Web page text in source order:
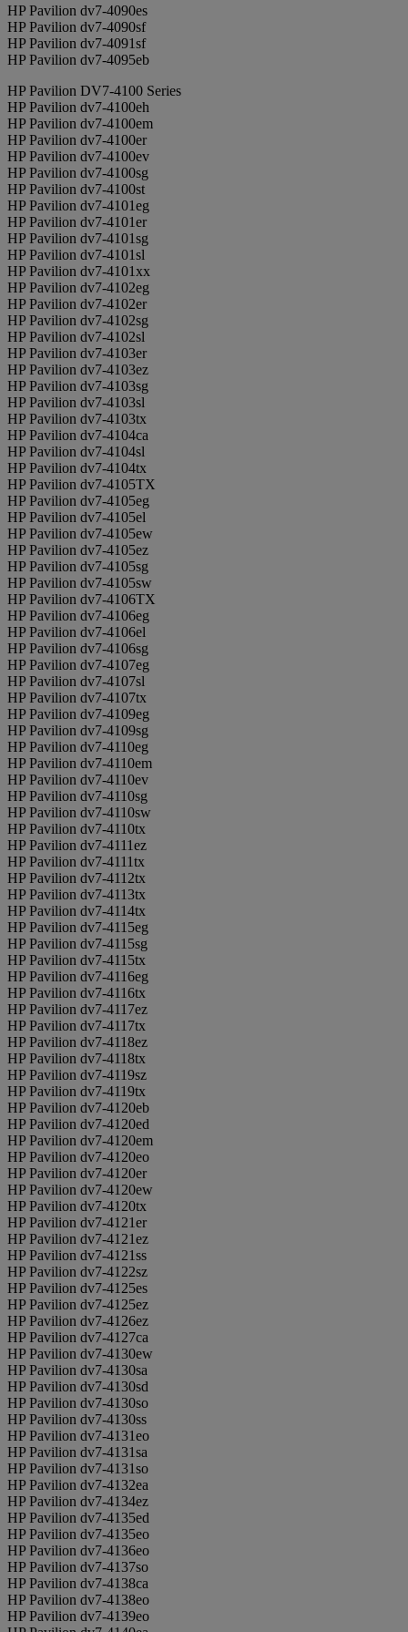
HP Pavilion dv7-4090es
HP Pavilion dv7-4090sf
HP Pavilion dv7-4091sf
HP Pavilion dv7-4095eb
HP Pavilion DV7-4100 Series
HP Pavilion dv7-4100eh
HP Pavilion dv7-4100em
HP Pavilion dv7-4100er
HP Pavilion dv7-4100ev
HP Pavilion dv7-4100sg
HP Pavilion dv7-4100st
HP Pavilion dv7-4101eg
HP Pavilion dv7-4101er
HP Pavilion dv7-4101sg
HP Pavilion dv7-4101sl
HP Pavilion dv7-4101xx
HP Pavilion dv7-4102eg
HP Pavilion dv7-4102er
HP Pavilion dv7-4102sg
HP Pavilion dv7-4102sl
HP Pavilion dv7-4103er
HP Pavilion dv7-4103ez
HP Pavilion dv7-4103sg
HP Pavilion dv7-4103sl
HP Pavilion dv7-4103tx
HP Pavilion dv7-4104ca
HP Pavilion dv7-4104sl
HP Pavilion dv7-4104tx
HP Pavilion dv7-4105TX
HP Pavilion dv7-4105eg
HP Pavilion dv7-4105el
HP Pavilion dv7-4105ew
HP Pavilion dv7-4105ez
HP Pavilion dv7-4105sg
HP Pavilion dv7-4105sw
HP Pavilion dv7-4106TX
HP Pavilion dv7-4106eg
HP Pavilion dv7-4106el
HP Pavilion dv7-4106sg
HP Pavilion dv7-4107eg
HP Pavilion dv7-4107sl
HP Pavilion dv7-4107tx
HP Pavilion dv7-4109eg
HP Pavilion dv7-4109sg
HP Pavilion dv7-4110eg
HP Pavilion dv7-4110em
HP Pavilion dv7-4110ev
HP Pavilion dv7-4110sg
HP Pavilion dv7-4110sw
HP Pavilion dv7-4110tx
HP Pavilion dv7-4111ez
HP Pavilion dv7-4111tx
HP Pavilion dv7-4112tx
HP Pavilion dv7-4113tx
HP Pavilion dv7-4114tx
HP Pavilion dv7-4115eg
HP Pavilion dv7-4115sg
HP Pavilion dv7-4115tx
HP Pavilion dv7-4116eg
HP Pavilion dv7-4116tx
HP Pavilion dv7-4117ez
HP Pavilion dv7-4117tx
HP Pavilion dv7-4118ez
HP Pavilion dv7-4118tx
HP Pavilion dv7-4119sz
HP Pavilion dv7-4119tx
HP Pavilion dv7-4120eb
HP Pavilion dv7-4120ed
HP Pavilion dv7-4120em
HP Pavilion dv7-4120eo
HP Pavilion dv7-4120er
HP Pavilion dv7-4120ew
HP Pavilion dv7-4120tx
HP Pavilion dv7-4121er
HP Pavilion dv7-4121ez
HP Pavilion dv7-4121ss
HP Pavilion dv7-4122sz
HP Pavilion dv7-4125es
HP Pavilion dv7-4125ez
HP Pavilion dv7-4126ez
HP Pavilion dv7-4127ca
HP Pavilion dv7-4130ew
HP Pavilion dv7-4130sa
HP Pavilion dv7-4130sd
HP Pavilion dv7-4130so
HP Pavilion dv7-4130ss
HP Pavilion dv7-4131eo
HP Pavilion dv7-4131sa
HP Pavilion dv7-4131so
HP Pavilion dv7-4132ea
HP Pavilion dv7-4134ez
HP Pavilion dv7-4135ed
HP Pavilion dv7-4135eo
HP Pavilion dv7-4136eo
HP Pavilion dv7-4137so
HP Pavilion dv7-4138ca
HP Pavilion dv7-4138eo
HP Pavilion dv7-4139eo